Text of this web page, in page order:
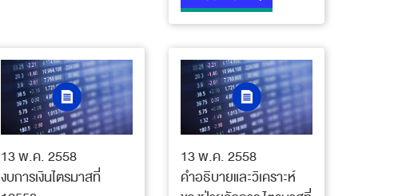
13 พ.ค. 2558
งบการเงินไตรมาสที่
13 พ.ค. 2558
คำอธิบายและวิเคราะห์